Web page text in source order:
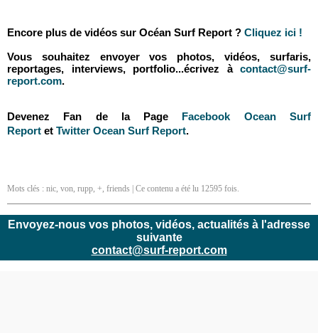
Encore plus de vidéos sur Océan Surf Report ? Cliquez ici !
Vous souhaitez envoyer vos photos, vidéos, surfaris,
reportages, interviews, portfolio...écrivez à
contact@surf-
report.com.
Devenez Fan de la Page Facebook Ocean Surf
Report et Twitter Ocean Surf Report.
Mots clés : nic, von, rupp, +, friends | Ce contenu a été lu 12595 fois.
Envoyez-nous vos photos, vidéos, actualités à l'adresse
suivante
contact@surf-report.com